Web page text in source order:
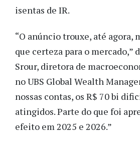
isentas de IR.
“O anúncio trouxe, até agora,
que certeza para o mercado,”
Srour, diretora de
no UBS Global Wealth
nossas contas, os R$ 70 bi
atingidos. Parte do que foi
efeito em 2025 e 2026.”